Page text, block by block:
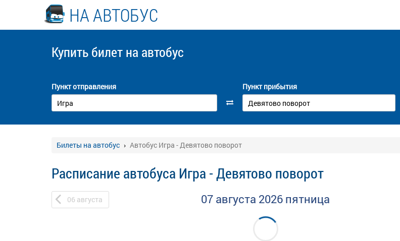
НА АВТОБУС
Купить билет на автобус
Пункт отправления Пункт прибытия
Билеты на автобус Автобус Игра - Девятово поворот
Расписание автобуса Игра - Девятово поворот
06 августа 07 августа 2026 пятница